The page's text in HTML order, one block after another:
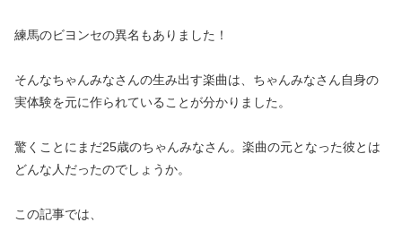
練馬のビヨンセの異名もありました！
そんなちゃんみなさんの生み出す楽曲は、ちゃんみなさん自身の
実体験を元に作られていることが分かりました。
驚くことにまだ25歳のちゃんみなさん。楽曲の元となった彼とは
どんな人だったのでしょうか。
この記事では、